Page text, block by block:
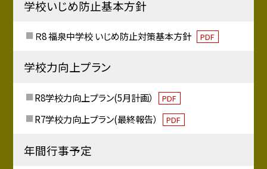
学校いじめ防止基本方針
Ｒ8 福泉中学校 いじめ防止対策基本方針 PDF
学校力向上プラン
R8学校力向上プラン(5月計画） PDF
R7学校力向上プラン(最終報告） PDF
年間行事予定